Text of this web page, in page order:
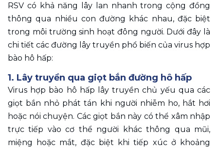
RSV có khả năng lây lan nhanh trong cộng đồng
thông qua nhiều con đường khác nhau, đặc biệt
trong môi trường sinh hoạt đông người. Dưới đây là
chi tiết các đường lây truyền phổ biến của virus hợp
bào hô hấp:
1. Lây truyền qua giọt bắn đường hô hấp
Virus hợp bào hô hấp lây truyền chủ yếu qua các
giọt bắn nhỏ phát tán khi người nhiễm ho, hắt hơi
hoặc nói chuyện. Các giọt bắn này có thể xâm nhập
trực tiếp vào cơ thể người khác thông qua mũi,
miệng hoặc mắt, đặc biệt khi tiếp xúc ở khoảng